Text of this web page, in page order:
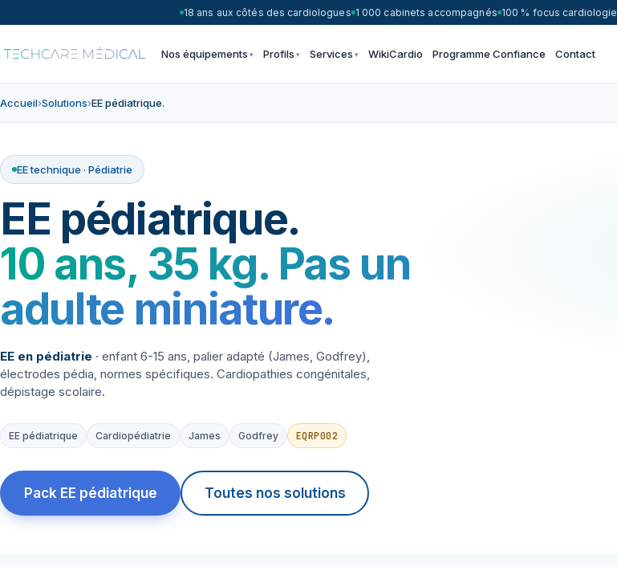
18 ans aux côtés des cardiologues 1 000 cabinets accompagnés 100 % focus cardiologie
Nos équipements Profils Services WikiCardio Programme Confiance Contact
Accueil›Solutions›EE pédiatrique.
EE technique · Pédiatrie
EE pédiatrique.
10 ans, 35 kg. Pas un
adulte miniature.
EE en pédiatrie · enfant 6-15 ans, palier adapté (James, Godfrey),
électrodes pédia, normes spécifiques. Cardiopathies congénitales,
dépistage scolaire.
EE pédiatrique Cardiopédiatrie James Godfrey EQRP002
Pack EE pédiatrique Toutes nos solutions